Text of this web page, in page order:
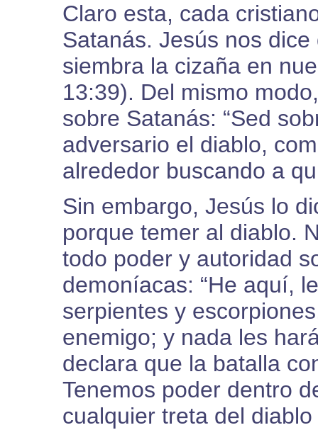
Claro esta, cada
Satanás. Jesús nos
siembra la cizaña en
13:39). Del mismo
sobre Satanás: “Sed
adversario el diablo,
alrededor buscando a
Sin embargo, Jesús lo
porque temer al diablo.
todo poder y autoridad
demoníacas: “He aquí,
serpientes y
enemigo; y nada les
declara que la batalla
Tenemos poder dentro
cualquier treta del